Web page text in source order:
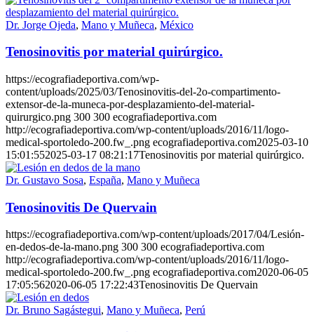
Dr. Jorge Ojeda, Mano y Muñeca, México
Tenosinovitis por material quirúrgico.
https://ecografiadeportiva.com/wp-
content/uploads/2025/03/Tenosinovitis-del-2o-compartimento-
extensor-de-la-muneca-por-desplazamiento-del-material-
quirurgico.png 300 300 ecografiadeportiva.com
http://ecografiadeportiva.com/wp-content/uploads/2016/11/logo-
medical-sportoledo-200.fw_.png ecografiadeportiva.com2025-03-10
15:01:552025-03-17 08:21:17Tenosinovitis por material quirúrgico.
Dr. Gustavo Sosa, España, Mano y Muñeca
Tenosinovitis De Quervain
https://ecografiadeportiva.com/wp-content/uploads/2017/04/Lesión-
en-dedos-de-la-mano.png 300 300 ecografiadeportiva.com
http://ecografiadeportiva.com/wp-content/uploads/2016/11/logo-
medical-sportoledo-200.fw_.png ecografiadeportiva.com2020-06-05
17:05:562020-06-05 17:22:43Tenosinovitis De Quervain
Dr. Bruno Sagástegui, Mano y Muñeca, Perú